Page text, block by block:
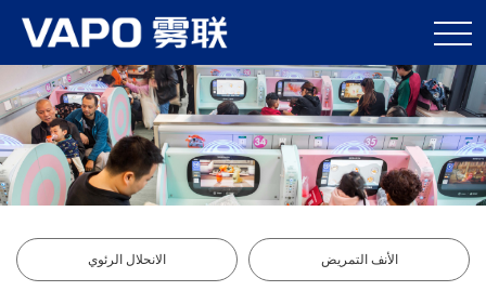
الانحلال الرئوي الأنف التمريض